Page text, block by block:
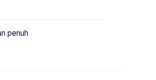
penuh